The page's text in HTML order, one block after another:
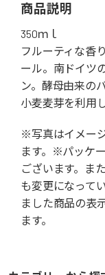
商品説明
350ｍｌ
フルーティな香
ール。南ドイツ
ン。酵母由来の
小麦麦芽を利用
※写真はイメー
ます。※パッケ
ございます。ま
も変更になって
ました商品の表
ます。